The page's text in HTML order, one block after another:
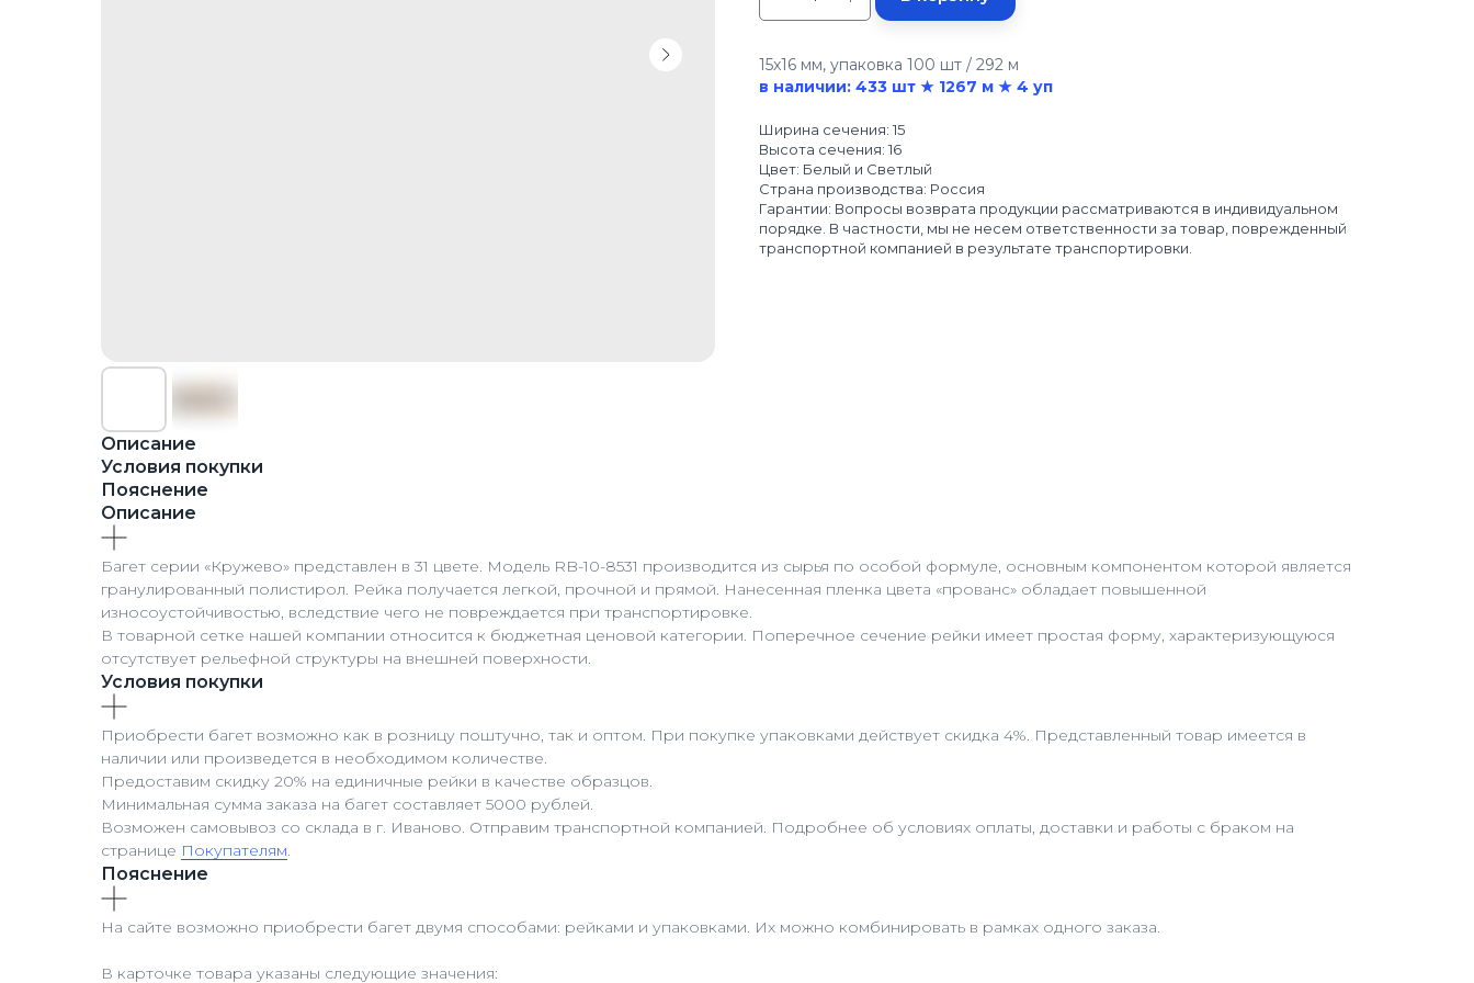
15x16 мм, упаковка 100 шт / 292 м
в наличии: 433 шт ★ 1267 м ★ 4 уп
Ширина сечения: 15
Высота сечения: 16
Цвет: Белый и Светлый
Страна производства: Россия
Гарантии: Вопросы возврата продукции рассматриваются в индивидуальном
порядке. В частности, мы не несем ответственности за товар, поврежденный
транспортной компанией в результате транспортировки.
Описание
Условия покупки
Пояснение
Описание
Багет серии «Кружево» представлен в 31 цвете. Модель RB-10-8531 производится из сырья по особой формуле, основным компонентом которой является
гранулированный полистирол. Рейка получается легкой, прочной и прямой. Нанесенная пленка цвета «прованс» обладает повышенной
износоустойчивостью, вследствие чего не повреждается при транспортировке.
В товарной сетке нашей компании относится к бюджетная ценовой категории. Поперечное сечение рейки имеет простая форму, характеризующуюся
отсутствует рельефной структуры на внешней поверхности.
Условия покупки
Приобрести багет возможно как в розницу поштучно, так и оптом. При покупке упаковками действует скидка 4%. Представленный товар имеется в
наличии или произведется в необходимом количестве.
Предоставим скидку 20% на единичные рейки в качестве образцов.
Минимальная сумма заказа на багет составляет 5000 рублей.
Возможен самовывоз со склада в г. Иваново. Отправим транспортной компанией. Подробнее об условиях оплаты, доставки и работы с браком на
странице Покупателям.
Пояснение
На сайте возможно приобрести багет двумя способами: рейками и упаковками. Их можно комбинировать в рамках одного заказа.
В карточке товара указаны следующие значения: